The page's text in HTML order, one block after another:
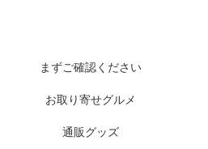
まずご確認ください
お取り寄せグルメ
通販グッズ